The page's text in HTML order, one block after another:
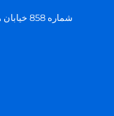
شماره 858 خیابان هوآ گوان، منطقه فناوری بالا، چینگ‌داو، چین